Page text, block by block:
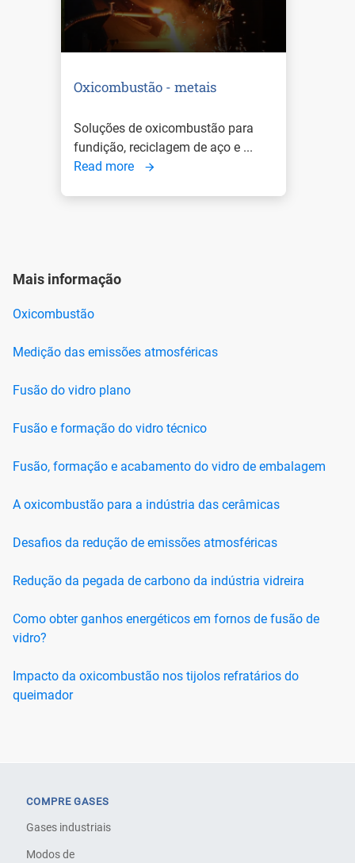
Oxicombustão - metais
Soluções de oxicombustão para
fundição, reciclagem de aço e ...
Read more
Mais informação
Oxicombustão
Medição das emissões atmosféricas
Fusão do vidro plano
Fusão e formação do vidro técnico
Fusão, formação e acabamento do vidro de embalagem
A oxicombustão para a indústria das cerâmicas
Desafios da redução de emissões atmosféricas
Redução da pegada de carbono da indústria vidreira
Como obter ganhos energéticos em fornos de fusão de
vidro?
Impacto da oxicombustão nos tijolos refratários do
queimador
COMPRE GASES
Gases industriais
Modos de